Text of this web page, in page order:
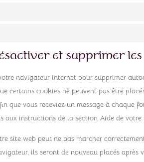
et supprimer les
navigateur internet pour supprimer
certains cookies ne peuvent pas être
que vous receviez un message à chaque
aux instructions de la section Aide de votre
site web peut ne pas marcher
ils seront de nouveau placés